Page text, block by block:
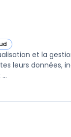
catégorie
et la
leurs données,